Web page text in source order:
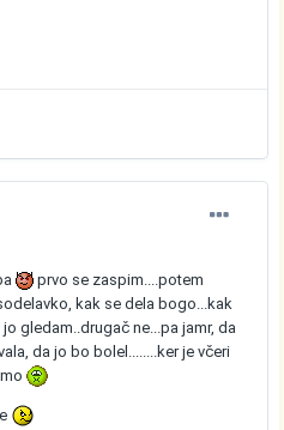
prvo se zaspim....potem
kak se dela bogo...kak
gledam..drugač ne...pa jamr, da
da jo bo bolel........ker je včeri